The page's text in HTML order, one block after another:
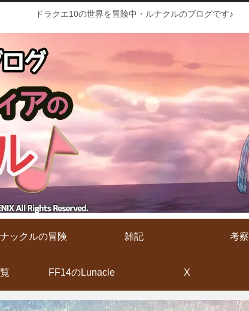
ドラクエ10の世界を冒険中・ルナクルのブログです♪
ックルの冒険 雑記 考察
FF14のLunacle X